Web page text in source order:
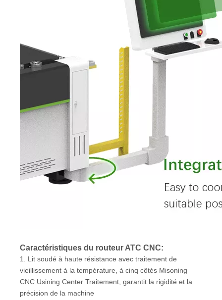
Caractéristiques du routeur ATC CNC:
1. Lit soudé à haute résistance avec traitement de
vieillissement à la température, à cinq côtés Misoning
CNC Usining Center Traitement, garantit la rigidité et la
précision de la machine